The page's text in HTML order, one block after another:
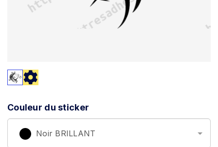
Couleur du sticker
Noir BRILLANT